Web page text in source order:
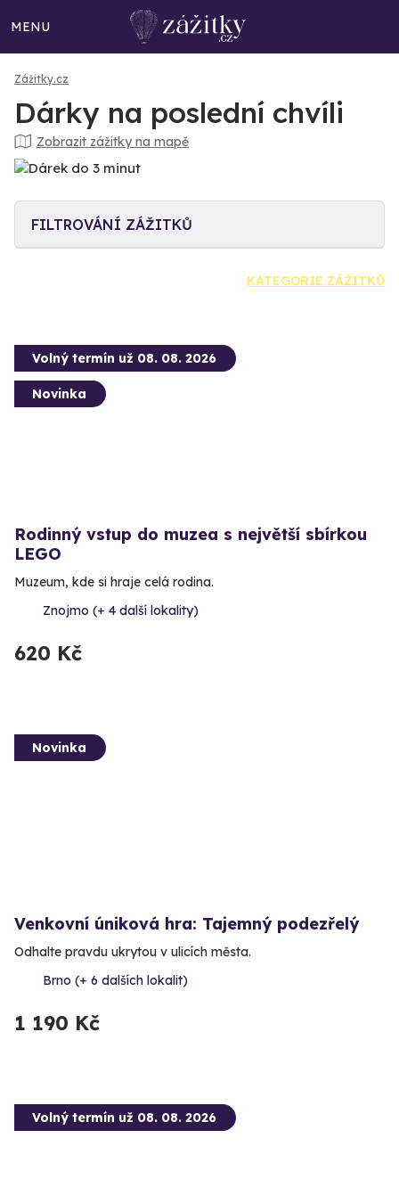
MENU
Zážitky.cz
Dárky na poslední chvíli
Zobrazit zážitky na mapě
FILTROVÁNÍ ZÁŽITKŮ
KATEGORIE ZÁŽITKŮ
Volný termín už 08. 08. 2026
Novinka
Rodinný vstup do muzea s největší sbírkou
LEGO
Muzeum, kde si hraje celá rodina.
Znojmo (+ 4 další lokality)
620 Kč
Novinka
Venkovní úniková hra: Tajemný podezřelý
Odhalte pravdu ukrytou v ulicích města.
Brno (+ 6 dalších lokalit)
1 190 Kč
Volný termín už 08. 08. 2026